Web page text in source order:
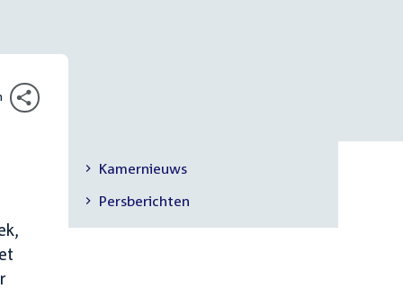
Secundaire
navigatie
Kamernieuws
Persberichten